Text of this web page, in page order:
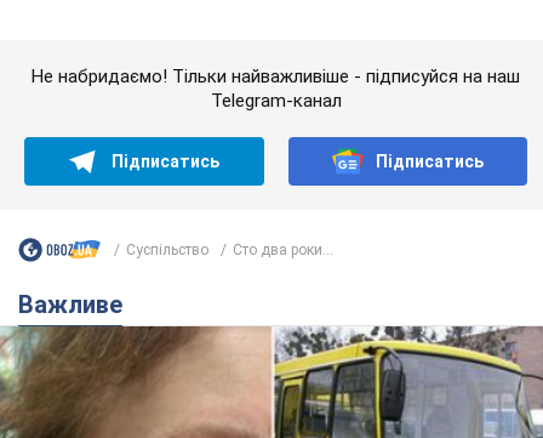
Важливе
У Львові жінка спровокувала конфлікт,
розмовляючи російською мовою у маршрутці: